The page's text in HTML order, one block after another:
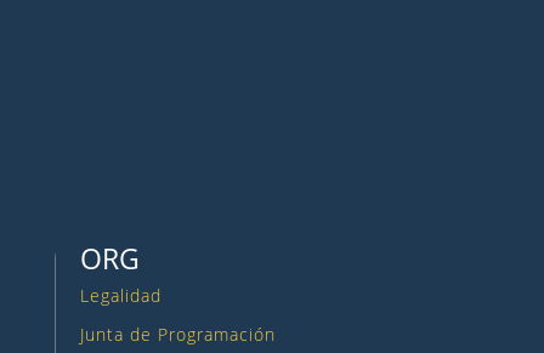
ORG
Legalidad
Junta de Programación